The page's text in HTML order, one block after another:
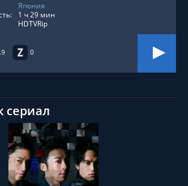
0
Япония
1 ч 29 мин
HDTVRip
сериал